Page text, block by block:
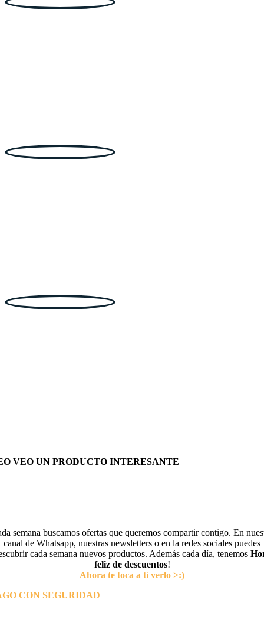
VEO UN PRODUCTO INTERESANTE
semana buscamos ofertas que queremos compartir contigo. En
canal de Whatsapp, nuestras newsletters o en la redes sociales puedes
cada semana nuevos productos. Además cada día, tenemos
feliz de descuentos!
Ahora te toca a tí verlo >:)
CON SEGURIDAD